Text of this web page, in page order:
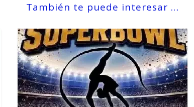
También te puede interesar …